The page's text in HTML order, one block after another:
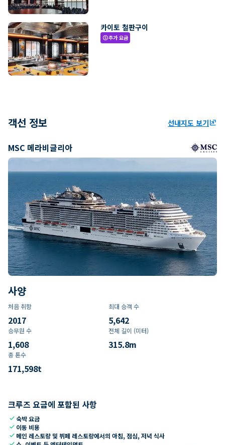
카이토 철판구이
paid추가 요금
객선 정보 선내지도 보기ungroup
MSC 메라비글리아
사양
처음 취항
2017
최대 승객 수
5,642
승무원 수
1,608
전체 길이 (미터)
315.8m
총 톤수
171,598t
크루즈 요금에 포함된 사항
check숙박 요금
check 이동 비용
check 메인 레스토랑 및 뷔페 레스토랑에서의 아침, 점심, 저녁 식사